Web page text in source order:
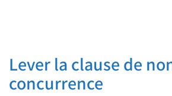
Lever la clause de
concurrence